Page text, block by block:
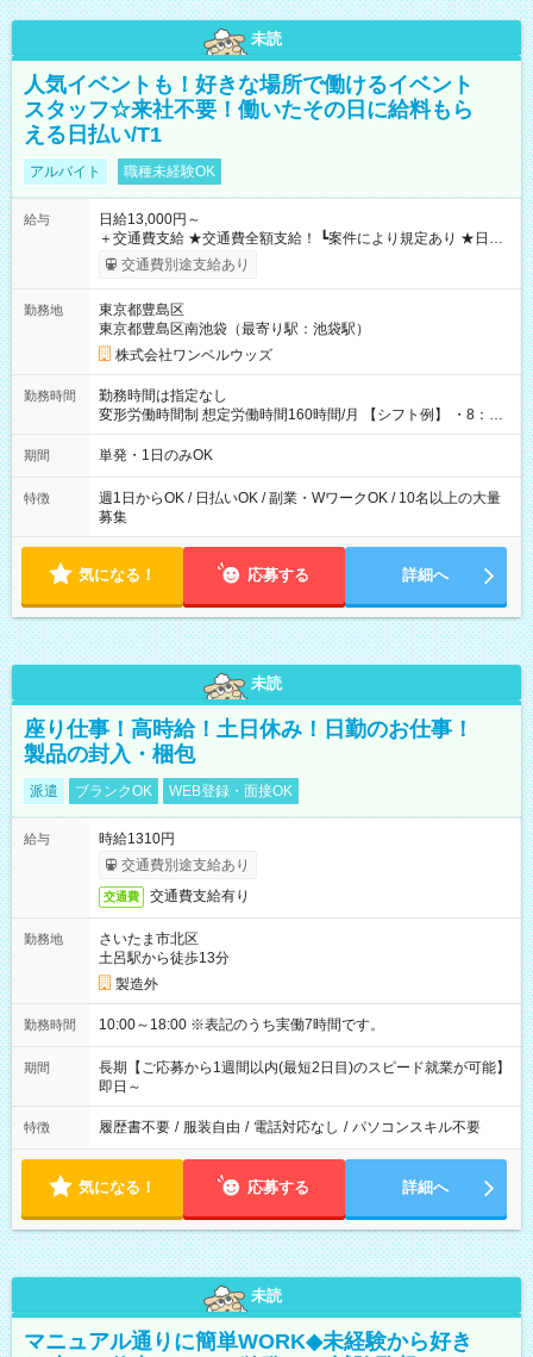
未読
人気イベントも！好きな場所で働けるイベント
スタッフ☆来社不要！働いたその日に給料もら
える日払い/T1
アルバイト 職種未経験OK
給与
日給13,000円～
＋交通費支給 ★交通費全額支給！ ┗案件により規定あり ★日払
いOK！（規定あり） ┗働いたその日に現金GET♪ お仕事後はコ
ンビニATMから 日払い分を引き落とせます！ 【試用期間】試
交通費別途支給あり
勤務地
東京都豊島区
東京都豊島区南池袋（最寄り駅：池袋駅）
株式会社ワンベルウッズ
勤務時間
勤務時間は指定なし
変形労働時間制 想定労働時間160時間/月 【シフト例】 ・8：00
～21：00
期間 単発・1日のみOK
特徴
週1日からOK / 日払いOK / 副業・WワークOK / 10名以上の大量
募集
気になる！ 応募する 詳細へ
未読
座り仕事！高時給！土日休み！日勤のお仕事！
製品の封入・梱包
派遣 ブランクOK WEB登録・面接OK
給与
時給1310円
交通費別途支給あり
交通費 交通費支給有り
勤務地
さいたま市北区
土呂駅から徒歩13分
製造外
勤務時間 10:00～18:00 ※表記のうち実働7時間です。
期間
長期【ご応募から1週間以内(最短2日目)のスピード就業が可能】
即日～
特徴 履歴書不要 / 服装自由 / 電話対応なし / パソコンスキル不要
気になる！ 応募する 詳細へ
未読
マニュアル通りに簡単WORK◆未経験から好き